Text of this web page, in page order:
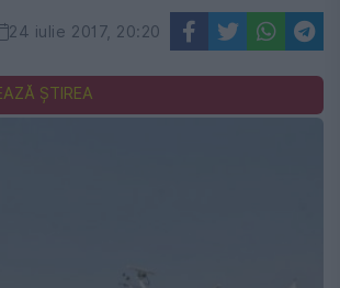
24 iulie 2017, 20:20
ȘTIREA